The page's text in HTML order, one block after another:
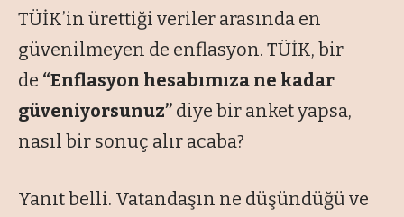
TÜİK’in ürettiği veriler arasında en
güvenilmeyen de enflasyon. TÜİK, bir
de “Enflasyon hesabımıza ne kadar
güveniyorsunuz” diye bir anket yapsa,
nasıl bir sonuç alır acaba?
Yanıt belli. Vatandaşın ne düşündüğü ve